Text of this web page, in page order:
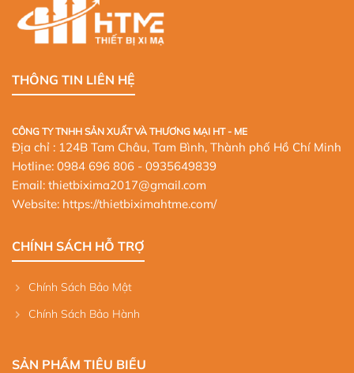
THÔNG TIN LIÊN HỆ
CÔNG TY TNHH SẢN XUẤT VÀ THƯƠNG MẠI HT - ME
Địa chỉ : 124B Tam Châu, Tam Bình, Thành phố Hồ Chí Minh
Hotline: 0984 696 806 - 0935649839
Email: thietbixima2017@gmail.com
Website: https://thietbiximahtme.com/
CHÍNH SÁCH HỖ TRỢ
Chính Sách Bảo Mật
Chính Sách Bảo Hành
SẢN PHẨM TIÊU BIỂU